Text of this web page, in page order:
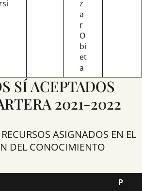
z
a
r
O
bi
et
a
SÍ ACEPTADOS
2021-2022
ASIGNADOS EN EL
DEL CONOCIMIENTO
P